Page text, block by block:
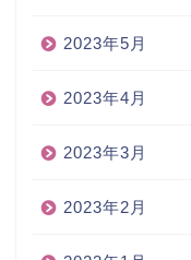
2023年5月
2023年4月
2023年3月
2023年2月